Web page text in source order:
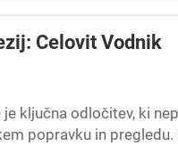
Celovit Vodnik
ključna odločitev, ki
popravku in pregledu.